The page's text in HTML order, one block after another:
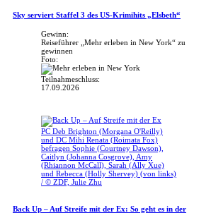
Sky serviert Staffel 3 des US-Krimihits „Elsbeth“
Gewinn:
Reiseführer „Mehr erleben in New York“ zu
gewinnen
Foto:
Teilnahmeschluss:
17.09.2026
PC Deb Brighton (Morgana O'Reilly)
und DC Mihi Renata (Roimata Fox)
befragen Sophie (Courtney Dawson),
Caitlyn (Johanna Cosgrove), Amy
(Rhiannon McCall), Sarah (Ally Xue)
und Rebecca (Holly Shervey) (von links)
/ © ZDF, Julie Zhu
Back Up – Auf Streife mit der Ex: So geht es in der